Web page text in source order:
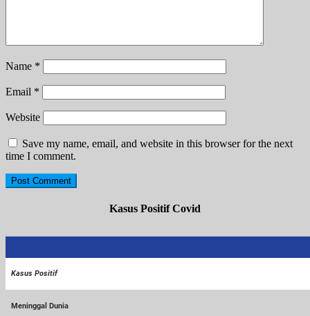
Name *
Email *
Website
Save my name, email, and website in this browser for the next
time I comment.
Kasus Positif Covid